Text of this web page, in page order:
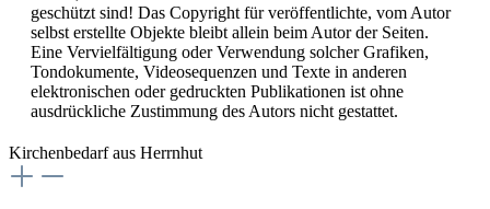
geschützt sind! Das Copyright für veröffentlichte, vom Autor
selbst erstellte Objekte bleibt allein beim Autor der Seiten.
Eine Vervielfältigung oder Verwendung solcher Grafiken,
Tondokumente, Videosequenzen und Texte in anderen
elektronischen oder gedruckten Publikationen ist ohne
ausdrückliche Zustimmung des Autors nicht gestattet.
Kirchenbedarf aus Herrnhut